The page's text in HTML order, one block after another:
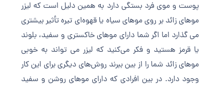
پوست و موی فرد بستگی دارد به همین دلیل است که لیزر
موهای زائد بر روی موهای سیاه یا قهوه‌ای تیره تأثیر بیشتری
می گذارد اما اگر شما دارای موهای خاکستری و سفید، بلوند
یا قرمز هستید و فکر می‌کنید که لیزر می تواند به خوبی
موهای زائد شما را از بین ببرند روش‌های دیگری برای این کار
وجود دارد. در بین افرادی که دارای موهای روشن و سفید